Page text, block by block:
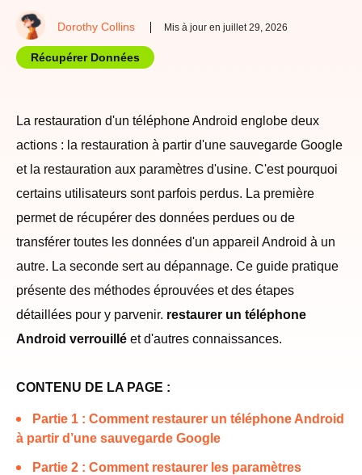
Dorothy Collins Mis à jour en juillet 29, 2026
Récupérer Données
La restauration d'un téléphone Android englobe deux
actions : la restauration à partir d'une sauvegarde Google
et la restauration aux paramètres d'usine. C'est pourquoi
certains utilisateurs sont parfois perdus. La première
permet de récupérer des données perdues ou de
transférer toutes les données d'un appareil Android à un
autre. La seconde sert au dépannage. Ce guide pratique
présente des méthodes éprouvées et des étapes
détaillées pour y parvenir. restaurer un téléphone
Android verrouillé et d'autres connaissances.
CONTENU DE LA PAGE :
Partie 1 : Comment restaurer un téléphone Android
à partir d’une sauvegarde Google
Partie 2 : Comment restaurer les paramètres